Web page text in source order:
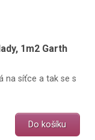
1m2 Garth
na síťce a tak se s
Do košíku